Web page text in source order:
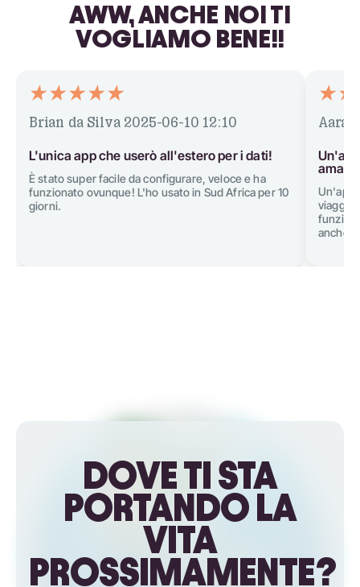
AWW, ANCHE NOI TI
VOGLIAMO BENE!!
Brian da Silva 2025-06-10 12:10
L'unica app che userò all'estero per i dati!
È stato super facile da configurare, veloce e ha
funzionato ovunque! L'ho usato in Sud Africa per 10
giorni.
Aarav
Un'app
anche
DOVE TI STA
PORTANDO LA
VITA
PROSSIMAMENTE?